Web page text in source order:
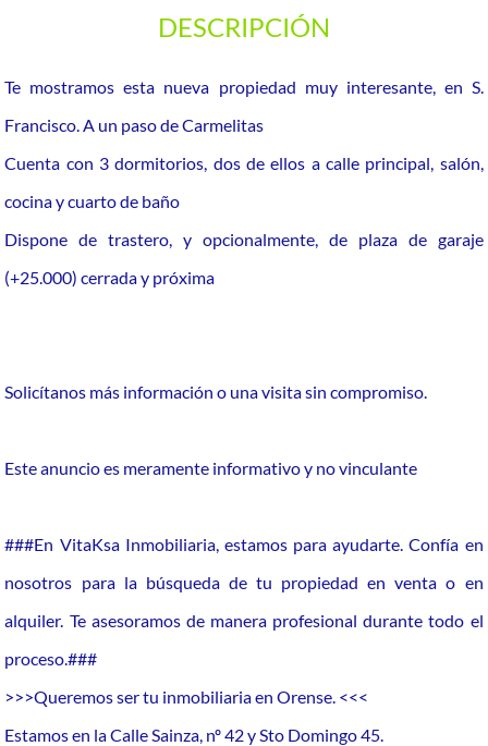
DESCRIPCIÓN
Te mostramos esta nueva propiedad muy interesante, en S.
Francisco. A un paso de Carmelitas
Cuenta con 3 dormitorios, dos de ellos a calle principal, salón,
cocina y cuarto de baño
Dispone de trastero, y opcionalmente, de plaza de garaje
(+25.000) cerrada y próxima
Solicítanos más información o una visita sin compromiso.
Este anuncio es meramente informativo y no vinculante
###En VitaKsa Inmobiliaria, estamos para ayudarte. Confía en
nosotros para la búsqueda de tu propiedad en venta o en
alquiler. Te asesoramos de manera profesional durante todo el
proceso.###
>>>Queremos ser tu inmobiliaria en Orense. <<<
Estamos en la Calle Sainza, nº 42 y Sto Domingo 45.